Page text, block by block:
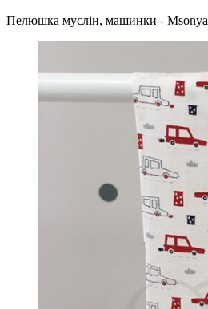
Пелюшка муслін, машинки - Msonya